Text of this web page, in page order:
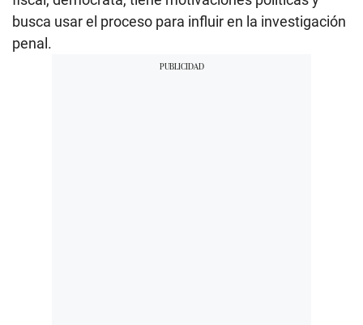
busca usar el proceso para influir en la investigación
penal.